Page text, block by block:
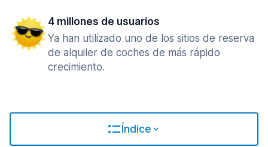
4 millones de usuarios
Ya han utilizado uno de los sitios de reserva
de alquiler de coches de más rápido
crecimiento.
Índice